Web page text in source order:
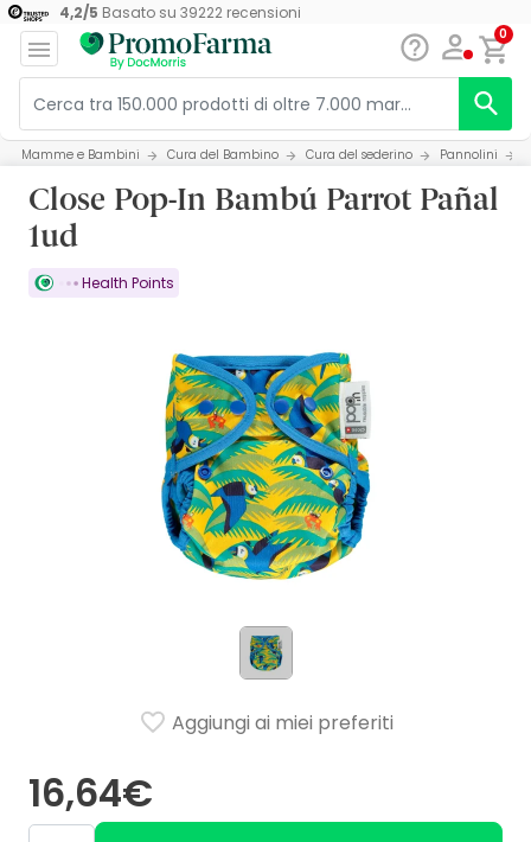
4,2/5 Basato su 39222recensioni
0
Mamme e Bambini Cura del Bambino Cura del sederino Pannolini
Close Pop-In Bambú Parrot Pañal
1ud
Health Points
16,64€
Aggiungi ai miei preferiti